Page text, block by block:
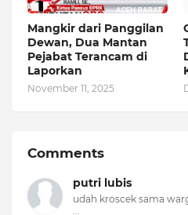
Mangkir dari Panggilan
Dewan, Dua Mantan
Pejabat Terancam di
Laporkan
November 11, 2025
Comments
putri lubis
udah kroscek sama